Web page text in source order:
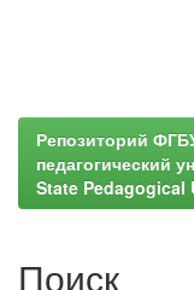
Репозиторий
педагогический
State Pedagogical
Поиск